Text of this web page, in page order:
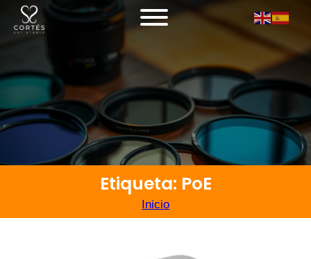
Etiqueta: PoE
Inicio